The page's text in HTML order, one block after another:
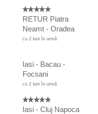
RETUR Piatra
Neamt - Oradea
cu 2 luni în urmă
Iasi - Bacau -
Focsani
cu 2 luni în urmă
Iasi - Cluj Napoca